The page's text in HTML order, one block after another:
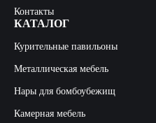
Контакты
КАТАЛОГ
Курительные павильоны
Металлическая мебель
Нары для бомбоубежищ
Камерная мебель